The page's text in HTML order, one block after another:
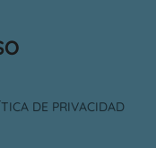
DE PRIVACIDAD